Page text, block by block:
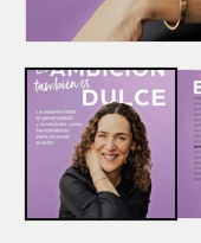
elemento
multimedia
en
una
ventana
modal